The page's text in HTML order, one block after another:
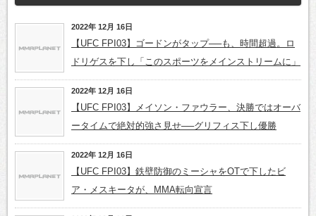
2022年 12月 16日
【UFC FPI03】ゴードンがタップ──も、時間超過。ロ
ドリゲスを下し「このスポーツをメインストリームに」
2022年 12月 16日
【UFC FPI03】メイソン・ファウラー、決勝ではオーバ
ータイムで絶対的強さ見せ──グリフィス下し優勝
2022年 12月 16日
【UFC FPI03】鉄壁防御のミーシャをOTで下したビ
ア・メスキータが、MMA転向宣言